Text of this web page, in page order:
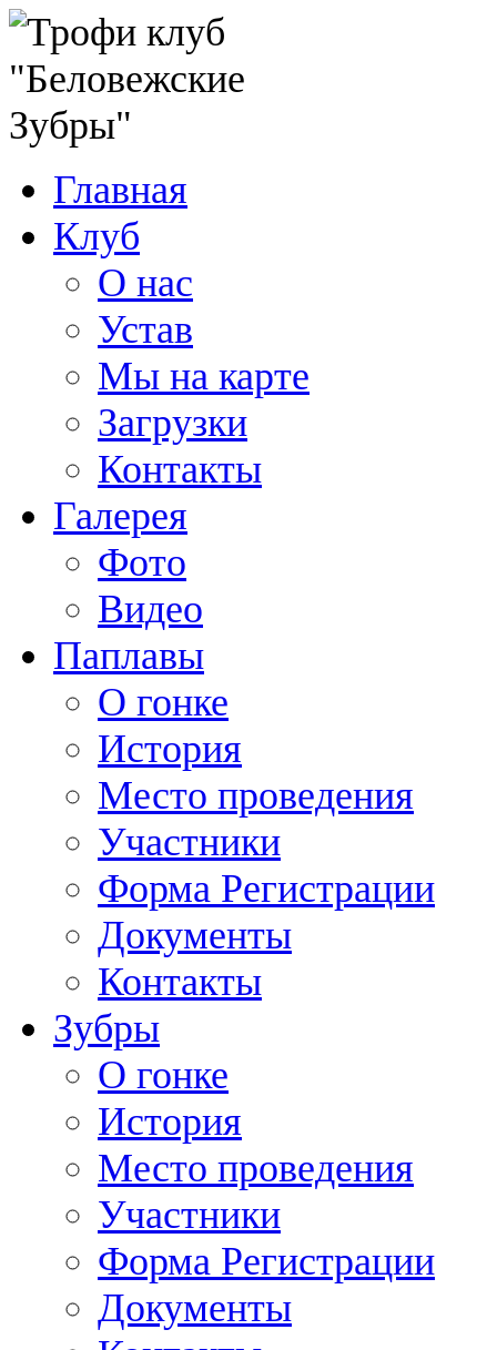
Главная
Клуб
О нас
Устав
Мы на карте
Загрузки
Контакты
Галерея
Фото
Видео
Паплавы
О гонке
История
Место проведения
Участники
Форма Регистрации
Документы
Контакты
Зубры
О гонке
История
Место проведения
Участники
Форма Регистрации
Документы